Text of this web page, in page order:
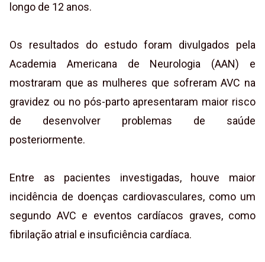
longo de 12 anos.
Os resultados do estudo foram divulgados pela
Academia Americana de Neurologia (AAN) e
mostraram que as mulheres que sofreram AVC na
gravidez ou no pós-parto apresentaram maior risco
de desenvolver problemas de saúde
posteriormente.
Entre as pacientes investigadas, houve maior
incidência de doenças cardiovasculares, como um
segundo AVC e eventos cardíacos graves, como
fibrilação atrial e insuficiência cardíaca.